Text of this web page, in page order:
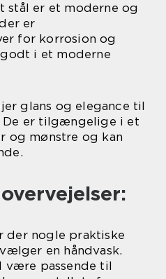
stål er et moderne og
er
for korrosion og
i et moderne
glans og elegance til
De er tilgængelige i et
og mønstre og kan
der nogle praktiske
en håndvask.
være passende til